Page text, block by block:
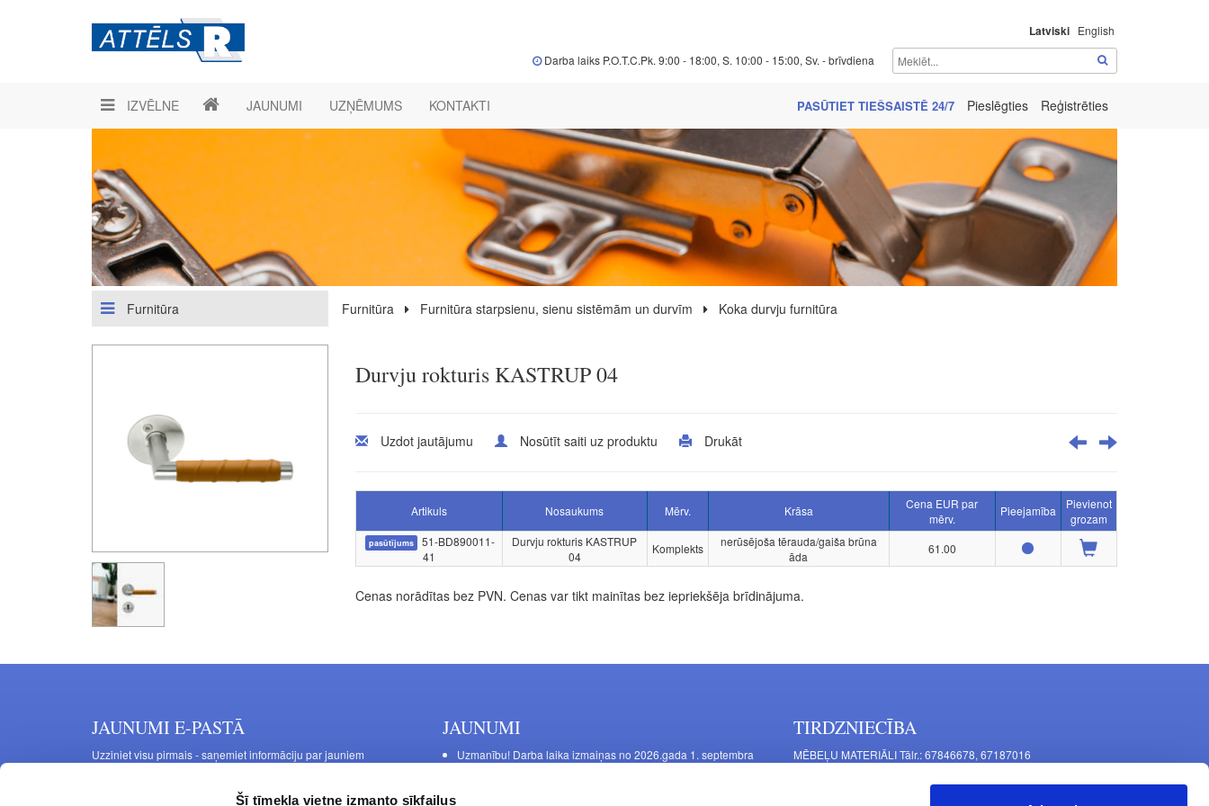
Šī tīmekļa vietne izmanto sīkfailus
Latviski English
Darba laiks P.O.T.C.Pk. 9:00 - 18:00, S. 10:00 - 15:00, Sv. - brīvdiena
IZVĒLNE JAUNUMI UZŅĒMUMS KONTAKTI PASŪTIET TIEŠSAISTĒ 24/7 Pieslēgties Reģistrēties
Furnitūra Furnitūra Furnitūra starpsienu, sienu sistēmām un durvīm Koka durvju furnitūra
Durvju rokturis KASTRUP 04
Uzdot jautājumu Nosūtīt saiti uz produktu Drukāt
Artikuls Nosaukums Mērv. Krāsa
Cena EUR par
mērv.
Pieejamība
Pievienot
grozam
pasūtījums
51-BD890011-
41
Durvju rokturis KASTRUP
04
Komplekts
nerūsējoša tērauda/gaiša brūna
āda
61.00
Cenas norādītas bez PVN. Cenas var tikt mainītas bez iepriekšēja brīdinājuma.
JAUNUMI E-PASTĀ
Uzziniet visu pirmais - saņemiet informāciju par jauniem
JAUNUMI
Uzmanību! Darba laika izmaiņas no 2026.gada 1. septembra
TIRDZNIECĪBA
MĒBEĻU MATERIĀLI Tālr.: 67846678, 67187016
Mašīnu iela 11, Rīga, LV-1063, Latvija